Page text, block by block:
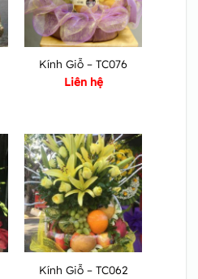
Kính Giỗ – TC076
Liên hệ
Kính Giỗ – TC062